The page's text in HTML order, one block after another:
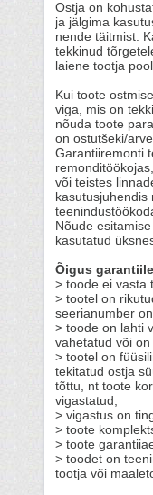
Ostja on
ja jälgima
nende täitmist.
tekkinud
laiene tootja
Kui toote
viga, mis on
nõuda toote
on ostutšeki/
Garantiiremonti
või teistes
Nõude
kasutatud
Õigus
> toode ei vasta
> tootel on
seerianumber
> toode on lahti
vahetatud või
> tootel on
tekitatud ostja
tõttu, nt toote
vigastatud;
> vigastus on
> toote
> toote
> toodet on
tootja või